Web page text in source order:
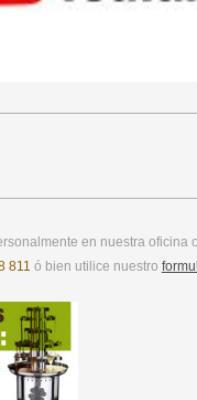
en nuestra oficina
811 ó bien utilice nuestro